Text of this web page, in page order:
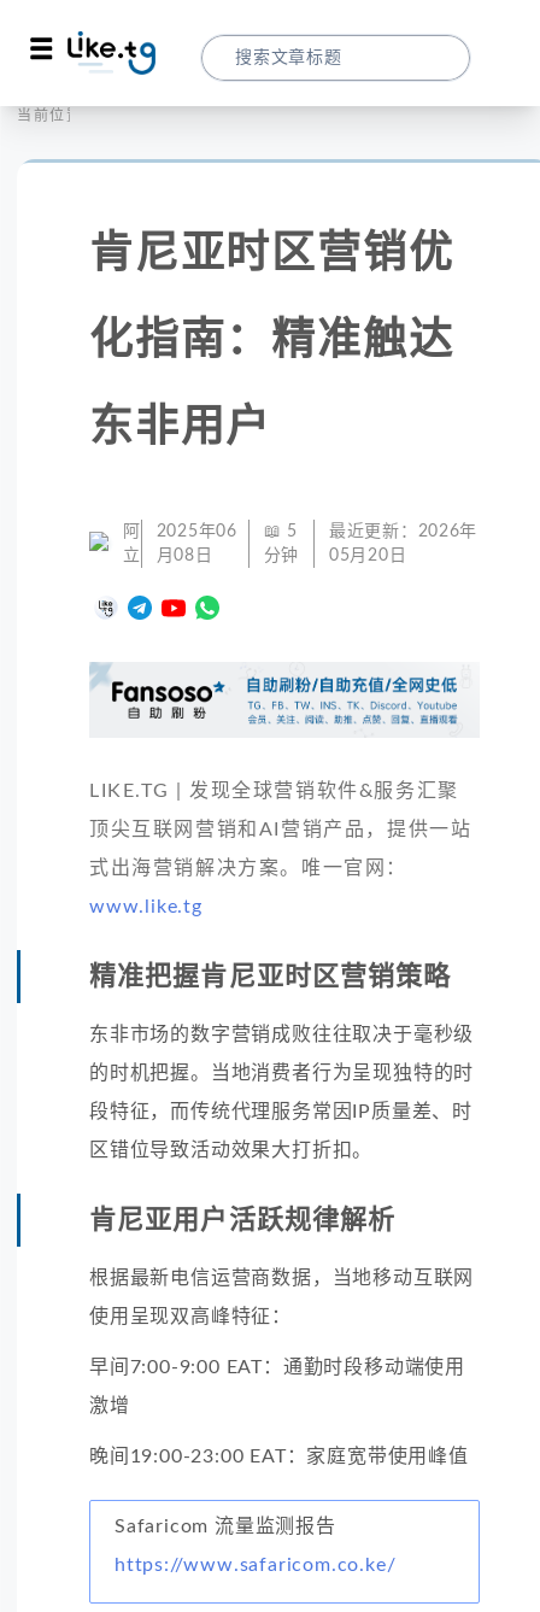
当前位置：
肯尼亚时区营销优
化指南：精准触达
东非用户
阿
立
2025年06
月08日
📖 5
分钟
最近更新： 2026年
05月20日
LIKE.TG | 发现全球营销软件&服务汇聚
顶尖互联网营销和AI营销产品，提供一站
式出海营销解决方案。唯一官网：
www.like.tg
精准把握肯尼亚时区营销策略
东非市场的数字营销成败往往取决于毫秒级
的时机把握。当地消费者行为呈现独特的时
段特征，而传统代理服务常因IP质量差、时
区错位导致活动效果大打折扣。
肯尼亚用户活跃规律解析
根据最新电信运营商数据，当地移动互联网
使用呈现双高峰特征：
早间7:00-9:00 EAT：通勤时段移动端使用
激增
晚间19:00-23:00 EAT：家庭宽带使用峰值
Safaricom 流量监测报告
https://www.safaricom.co.ke/